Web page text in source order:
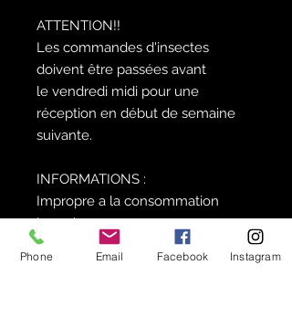
ATTENTION!!
Les commandes d'insectes
doivent être passées avant
le vendredi midi pour une
réception en début de semaine
suivante.
INFORMATIONS :
Impropre a la consommation
humaine.
La Valeur Nutritive :
Phone Email Facebook Instagram